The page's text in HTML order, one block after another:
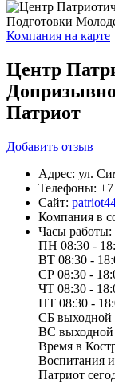
Компания на карте
Центр
Патриот
Добавить отзыв
Адрес: ул.
Телефоны:
Сайт:
Компания в
Часы работы:
ПН 08:30 -
ВТ 08:30 -
СР 08:30 -
ЧТ 08:30 -
ПТ 08:30 -
СБ выходной
ВС выходной
Время в
Воспитания
Патриот